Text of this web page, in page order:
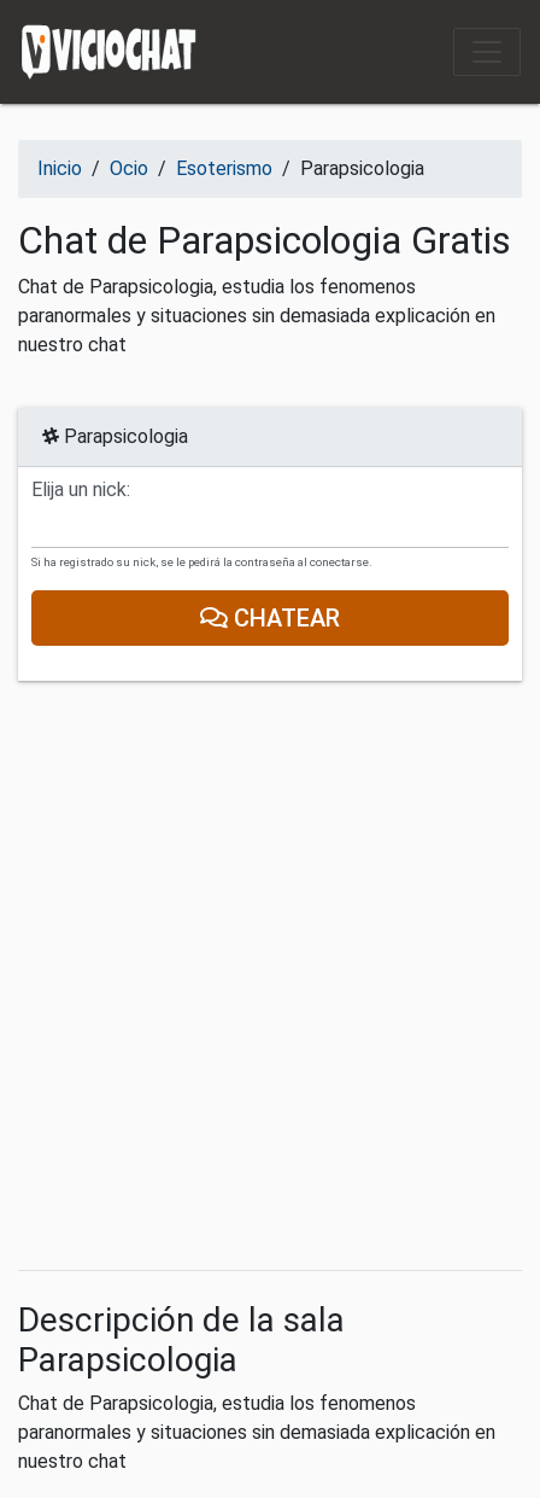
Inicio / Ocio / Esoterismo / Parapsicologia
Chat de Parapsicologia Gratis
Chat de Parapsicologia, estudia los fenomenos
paranormales y situaciones sin demasiada explicación en
nuestro chat
Parapsicologia
Elija un nick:
Si ha registrado su nick, se le pedirá la contraseña al conectarse.
CHATEAR
Descripción de la sala
Parapsicologia
Chat de Parapsicologia, estudia los fenomenos
paranormales y situaciones sin demasiada explicación en
nuestro chat